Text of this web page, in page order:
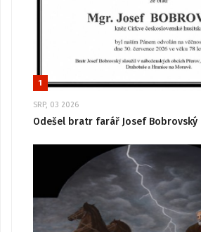
1
SRP, 03 2026
Odešel bratr farář Josef Bobrovský